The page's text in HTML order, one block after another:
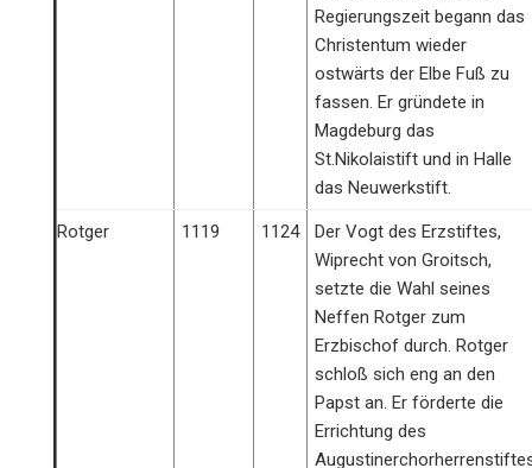
Regierungszeit begann das
Christentum wieder
ostwärts der Elbe Fuß zu
fassen. Er gründete in
Magdeburg das
St.Nikolaistift und in Halle
das Neuwerkstift.
Rotger 1119 1124
Der Vogt des Erzstiftes,
Wiprecht von Groitsch,
setzte die Wahl seines
Neffen Rotger zum
Erzbischof durch. Rotger
schloß sich eng an den
Papst an. Er förderte die
Errichtung des